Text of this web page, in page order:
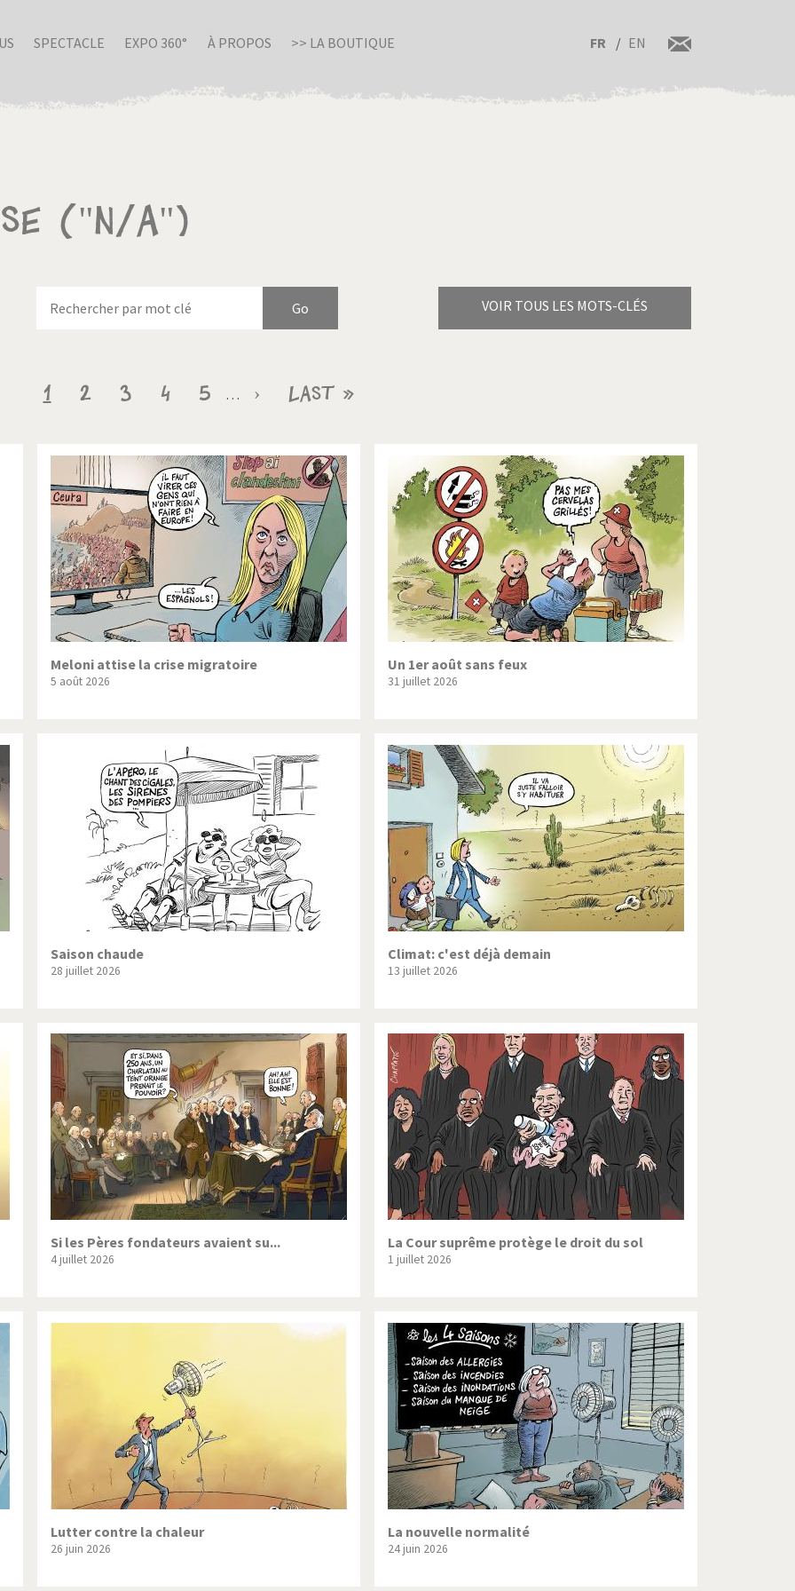
SPECTACLE EXPO 360° À PROPOS >> LA BOUTIQUE FR EN
("n/a")
VOIR TOUS LES MOTS-CLÉS
arabe à l'hiver Election présidentielle US Guerre en Syrie
Palestine L'Amérique et les armes L'Iran tremble
du Nord: guerre ou paix? La finance et ses crises La France en marche
UDC Le Best-Of Le boson de Higgs
Bush Les années Obama Les inégalités croissent
suisse en Libye Pakistan incertain Pascal Couchepin
Un monde de foot
Page
1 Page
2 Page
3 Page
4 Page
5 …
Page
›
Dernière
Last »
Meloni attise la crise migratoire
5 août 2026
Un 1er août sans feux
31 juillet 2026
Saison chaude
28 juillet 2026
Climat: c'est déjà demain
13 juillet 2026
Si les Pères fondateurs avaient su...
4 juillet 2026
La Cour suprême protège le droit du sol
1 juillet 2026
Lutter contre la chaleur
26 juin 2026
La nouvelle normalité
24 juin 2026